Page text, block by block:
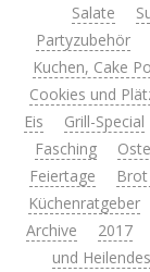
Salate
Partyzubehör
Kuchen, Cake
Cookies und
Eis
Grill-Special
Fasching
Feiertage
Küchenratgeber
Archive
2017
und